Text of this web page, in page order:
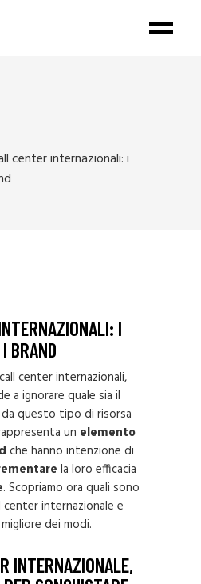
center internazionali: i
I
BRAND
center internazionali,
a ignorare quale sia il
questo tipo di risorsa
un elemento
che hanno intenzione di
la loro efficacia
. Scopriamo ora quali sono
internazionale e
dei modi.
INTERNAZIONALE,